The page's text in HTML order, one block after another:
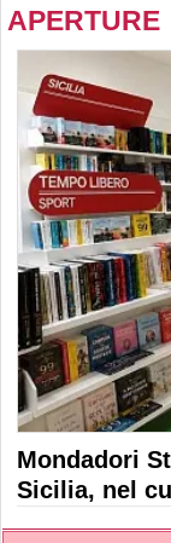
APERTURE
Mondadori
Sicilia, nel